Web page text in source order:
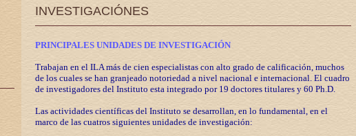
INVESTIGACIÓNES
PRINCIPALES UNIDADES DE INVESTIGACIÓN
Trabajan en el ILA más de cien especialistas con alto grado de calificación, muchos
de los cuales se han granjeado notoriedad a nivel nacional e internacional. El cuadro
de investigadores del Instituto esta integrado por 19 doctores titulares y 60 Ph.D.
Las actividades científicas del Instituto se desarrollan, en lo fundamental, en el
marco de las cuatros siguientes unidades de investigación: